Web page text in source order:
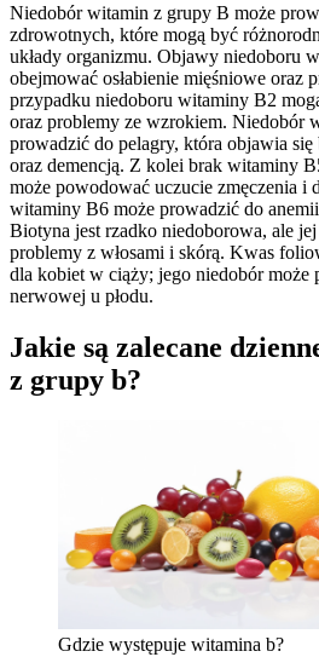
Niedobór witamin z grupy B może
zdrowotnych, które mogą być
układy organizmu. Objawy niedoboru
obejmować osłabienie mięśniowe oraz
przypadku niedoboru witaminy B2
oraz problemy ze wzrokiem. Niedobór
prowadzić do pelagry, która objawia
oraz demencją. Z kolei brak witaminy
może powodować uczucie zmęczenia i
witaminy B6 może prowadzić do
Biotyna jest rzadko niedoborowa, ale
problemy z włosami i skórą. Kwas
dla kobiet w ciąży; jego niedobór może
nerwowej u płodu.
Jakie są zalecane
z grupy b?
Gdzie występuje witamina b?